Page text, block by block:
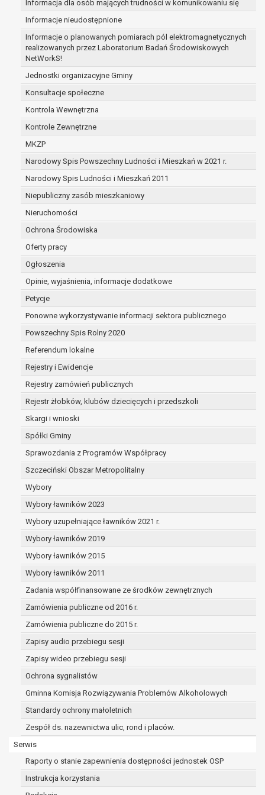
Informacja dla osób mających trudności w komunikowaniu się
Informacje nieudostępnione
Informacje o planowanych pomiarach pól elektromagnetycznych
realizowanych przez Laboratorium Badań Środowiskowych
NetWorkS!
Jednostki organizacyjne Gminy
Konsultacje społeczne
Kontrola Wewnętrzna
Kontrole Zewnętrzne
MKZP
Narodowy Spis Powszechny Ludności i Mieszkań w 2021 r.
Narodowy Spis Ludności i Mieszkań 2011
Niepubliczny zasób mieszkaniowy
Nieruchomości
Ochrona Środowiska
Oferty pracy
Ogłoszenia
Opinie, wyjaśnienia, informacje dodatkowe
Petycje
Ponowne wykorzystywanie informacji sektora publicznego
Powszechny Spis Rolny 2020
Referendum lokalne
Rejestry i Ewidencje
Rejestry zamówień publicznych
Rejestr żłobków, klubów dziecięcych i przedszkoli
Skargi i wnioski
Spółki Gminy
Sprawozdania z Programów Współpracy
Szczeciński Obszar Metropolitalny
Wybory
Wybory ławników 2023
Wybory uzupełniające ławników 2021 r.
Wybory ławników 2019
Wybory ławników 2015
Wybory ławników 2011
Zadania współfinansowane ze środków zewnętrznych
Zamówienia publiczne od 2016 r.
Zamówienia publiczne do 2015 r.
Zapisy audio przebiegu sesji
Zapisy wideo przebiegu sesji
Ochrona sygnalistów
Gminna Komisja Rozwiązywania Problemów Alkoholowych
Standardy ochrony małoletnich
Zespół ds. nazewnictwa ulic, rond i placów.
Serwis
Raporty o stanie zapewnienia dostępności jednostek OSP
Instrukcja korzystania
prawo do żądania usunięcia danych osobowych
do bycia zapomnianym) na podstawie art. 17 RODO,
przypadku gdy:
dane nie są już niezbędne do celów, dla
osoba, której dane dotyczą, wniosła sprzeciw
osoba, której dane dotyczą wycofała zgodę
przetwarzanie danych osobowych, która jest
podstawą przetwarzania danych i nie ma
dane osobowe przetwarzane są niezgodnie z
prawem,
dane osobowe muszą być usunięte w celu
wywiązania się z obowiązku wynikającego z
przepisów prawa;
prawo do żądania ograniczenia przetwarzania
osobowych na podstawie art. 18 RODO, w
danych osobowych – na okres pozwalający
administratorowi sprawdzić prawidłowość
danych,
osoba, której dane dotyczą, sprzeciwia się
danych, żądając w zamian ich ograniczenia,
administrator nie potrzebuje już danych dla
celów, ale osoba, której dane dotyczą,
osoba, której dane dotyczą, wniosła sprzeciw
przetwarzania danych - do czasu ustalenia
prawnie uzasadnione podstawy po stronie
sprzeciwu;
prawo do przenoszenia danych na podstawie art. 20
w przypadku gdy łącznie spełnione są następujące
przesłanki:
przetwarzanie danych odbywa się na
podstawie zgody wyrażonej przez tą osobę,
przetwarzanie odbywa się w sposób
zautomatyzowany;
prawo sprzeciwu wobec przetwarzania danych na
podstawie art. 21 RODO, wobec przetwarzania
osobowych, którego podstawą prawną jest:
niezbędność przetwarzania do wykonania
realizowanego w interesie publicznym lub w
sprawowania władzy publicznej powierzonej
administratorowi bądź
niezbędność przetwarzania do celów
prawnie uzasadnionych interesów
przez administratora lub przez stronę trzecią.
Z przyczyn związanych z Pani/Pana szczególną
razie wniesienia sprzeciwu, administrator nie może
przetwarzać tych danych osobowych, chyba że
istnienie ważnych prawnie uzasadnionych podstaw
przetwarzania, nadrzędnych wobec interesów, praw
W przypadku gdy przetwarzanie danych osobowych